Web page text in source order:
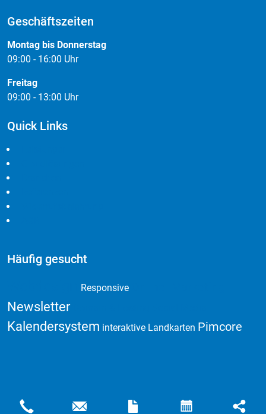
Geschäftszeiten
Montag bis Donnerstag
09:00 - 16:00 Uhr
Freitag
09:00 - 13:00 Uhr
Quick Links
Häufig gesucht
Responsive
Newsletter
Kalendersystem interaktive Landkarten Pimcore